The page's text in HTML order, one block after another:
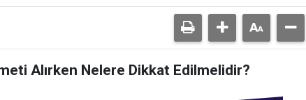
Alırken Nelere Dikkat Edilmelidir?